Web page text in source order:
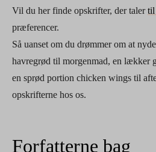
Vil du her finde opskrifter, der talertil
præferencer.
Så uanset om du drømmer om at
havregrød til morgenmad, en lækker
en sprød portion chicken wings til
opskrifterne hos os.
Forfatterne bag